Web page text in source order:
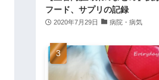
フード、サプリの記録
2020年7月29日 病院・病気